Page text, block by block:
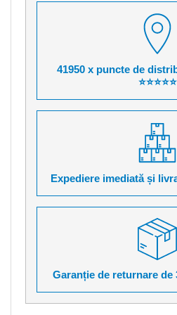
41950 x puncte de
⭐⭐⭐⭐⭐
Expediere imediată și
Garanție de returnare de